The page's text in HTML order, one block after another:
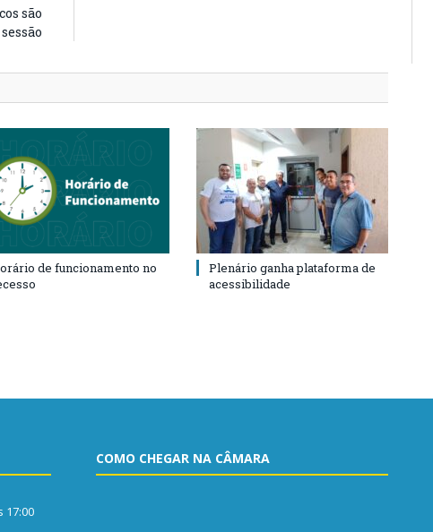
são
de funcionamento no
Plenário ganha plataforma de
acessibilidade
17:00
COMO CHEGAR NA CÂMARA